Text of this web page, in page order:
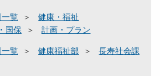
一覧
健康・福祉
国保
計画・プラン
一覧 健康福祉部
長寿社会課